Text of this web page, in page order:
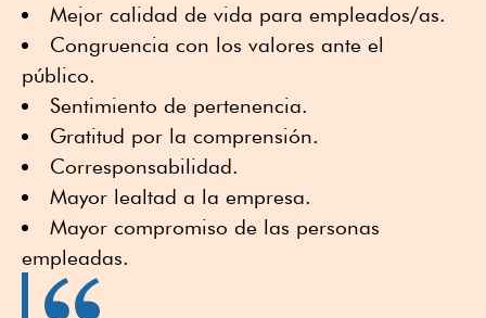
Mejor calidad de vida para empleados/as.
Congruencia con los valores ante el
público.
Sentimiento de pertenencia.
Gratitud por la comprensión.
Corresponsabilidad.
Mayor lealtad a la empresa.
Mayor compromiso de las personas
empleadas.